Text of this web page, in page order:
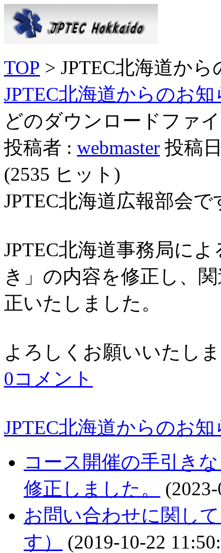
TOP > JPTEC北海道か
JPTEC北海道からのお知
どのダウンロードファ
投稿者 : webmaster 投稿
(2535 ヒット )
JPTEC北海道広報部会で
JPTEC北海道事務局に
き」の内容を修正し、
正いたしました。
よろしくお願いいたし
0コメント
JPTEC北海道からのお知
コース開催の手引き
修正しました。
お問い合わせに関し
す）
(2019-10-22